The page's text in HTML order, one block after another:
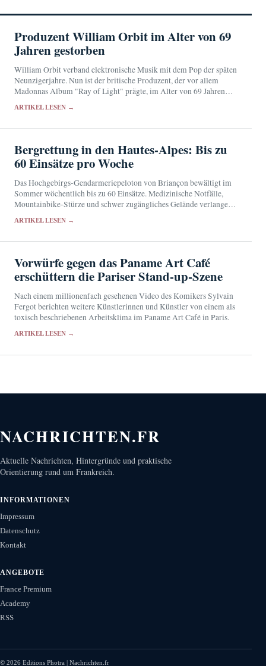
Produzent William Orbit im Alter von 69
Jahren gestorben
William Orbit verband elektronische Musik mit dem Pop der späten
Neunzigerjahre. Nun ist der britische Produzent, der vor allem
Madonnas Album "Ray of Light" prägte, im Alter von 69 Jahren
ARTIKEL LESEN →
Bergrettung in den Hautes-Alpes: Bis zu
60 Einsätze pro Woche
Das Hochgebirgs-Gendarmeriepeloton von Briançon bewältigt im
Sommer wöchentlich bis zu 60 Einsätze. Medizinische Notfälle,
Mountainbike-Stürze und schwer zugängliches Gelände verlangen
ARTIKEL LESEN →
Vorwürfe gegen das Paname Art Café
erschüttern die Pariser Stand-up-Szene
Nach einem millionenfach gesehenen Video des Komikers Sylvain
Fergot berichten weitere Künstlerinnen und Künstler von einem als
toxisch beschriebenen Arbeitsklima im Paname Art Café in Paris.
ARTIKEL LESEN →
NACHRICHTEN.FR
Aktuelle Nachrichten, Hintergründe und praktische
Orientierung rund um Frankreich.
INFORMATIONEN
Impressum
Datenschutz
Kontakt
ANGEBOTE
France Premium
Academy
RSS
© 2026 Editions Photra | Nachrichten.fr